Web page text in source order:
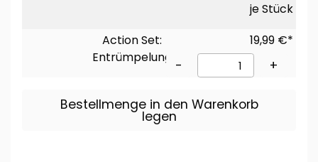
je Stück
Action Set:
Entrümpelung
19,99 €*
- +
Bestellmenge in den Warenkorb
legen